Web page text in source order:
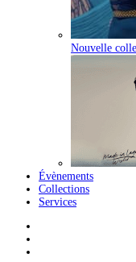
Nouvelle
Évènements
Collections
Services